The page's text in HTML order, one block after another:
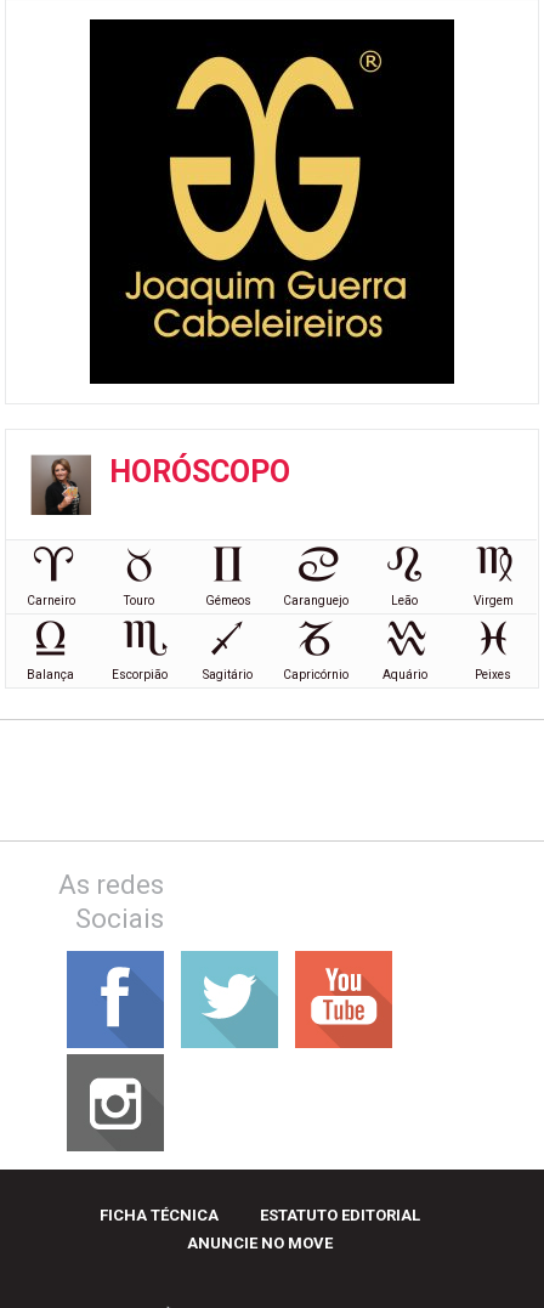
HORÓSCOPO
Carneiro Touro Gémeos Caranguejo Leão Virgem
Balança Escorpião Sagitário Capricórnio Aquário Peixes
As redes
Sociais
FICHA TÉCNICA
ESTATUTO EDITORIAL
ANUNCIE NO MOVE